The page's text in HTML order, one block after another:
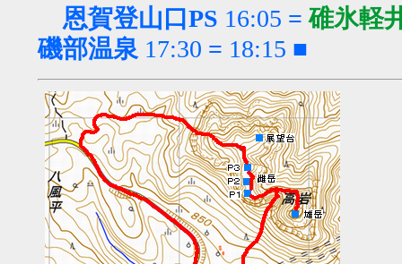
恩賀登山口PS 16:05 =碓氷軽
磯部温泉 17:30 = 18:15 ■